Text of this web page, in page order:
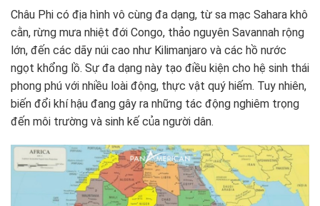
Châu Phi có địa hình vô cùng đa dạng, từ sa mạc Sahara khô
cằn, rừng mưa nhiệt đới Congo, thảo nguyên Savannah rộng
lớn, đến các dãy núi cao như Kilimanjaro và các hồ nước
ngọt khổng lồ. Sự đa dạng này tạo điều kiện cho hệ sinh thái
phong phú với nhiều loài động, thực vật quý hiếm. Tuy nhiên,
biến đổi khí hậu đang gây ra những tác động nghiêm trọng
đến môi trường và sinh kế của người dân.